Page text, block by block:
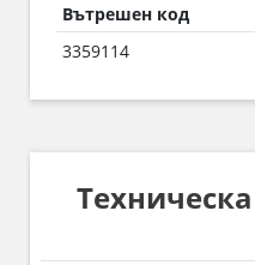
Вътрешен код
3359114